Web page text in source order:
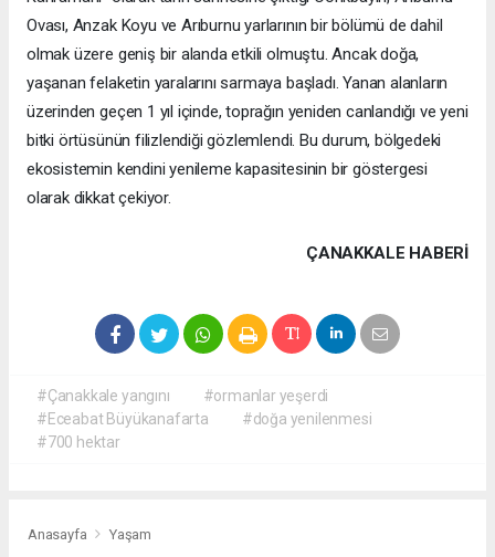
Ovası, Anzak Koyu ve Arıburnu yarlarının bir bölümü de dahil
olmak üzere geniş bir alanda etkili olmuştu. Ancak doğa,
yaşanan felaketin yaralarını sarmaya başladı. Yanan alanların
üzerinden geçen 1 yıl içinde, toprağın yeniden canlandığı ve yeni
bitki örtüsünün filizlendiği gözlemlendi. Bu durum, bölgedeki
ekosistemin kendini yenileme kapasitesinin bir göstergesi
olarak dikkat çekiyor.
ÇANAKKALE HABERİ
#Çanakkale yangını
#ormanlar yeşerdi
#Eceabat Büyükanafarta
#doğa yenilenmesi
#700 hektar
Anasayfa Yaşam